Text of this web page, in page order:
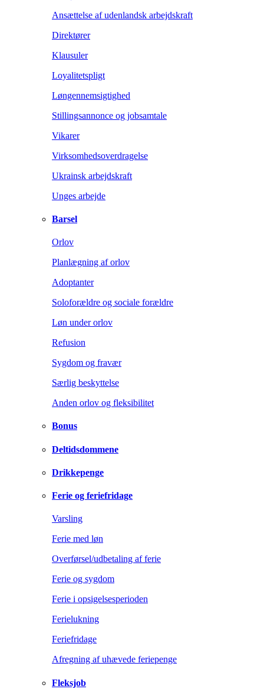
Ansættelse af udenlandsk arbejdskraft
Direktører
Klausuler
Loyalitetspligt
Løngennemsigtighed
Stillingsannonce og jobsamtale
Vikarer
Virksomhedsoverdragelse
Ukrainsk arbejdskraft
Unges arbejde
Barsel
Orlov
Planlægning af orlov
Adoptanter
Soloforældre og sociale forældre
Løn under orlov
Refusion
Sygdom og fravær
Særlig beskyttelse
Anden orlov og fleksibilitet
Bonus
Deltidsdommene
Drikkepenge
Ferie og feriefridage
Varsling
Ferie med løn
Overførsel/udbetaling af ferie
Ferie og sygdom
Ferie i opsigelsesperioden
Ferielukning
Feriefridage
Afregning af uhævede feriepenge
Fleksjob